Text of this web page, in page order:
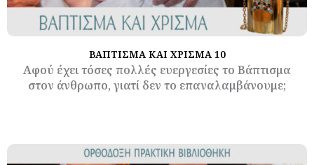
ΒΑΠΤΙΣΜΑ ΚΑΙ ΧΡΙΣΜΑ 10
Αφού έχει τόσες πολλές ευεργεσίες το Βάπτισμα
στον άνθρωπο, γιατί δεν το επαναλαμβάνουμε;